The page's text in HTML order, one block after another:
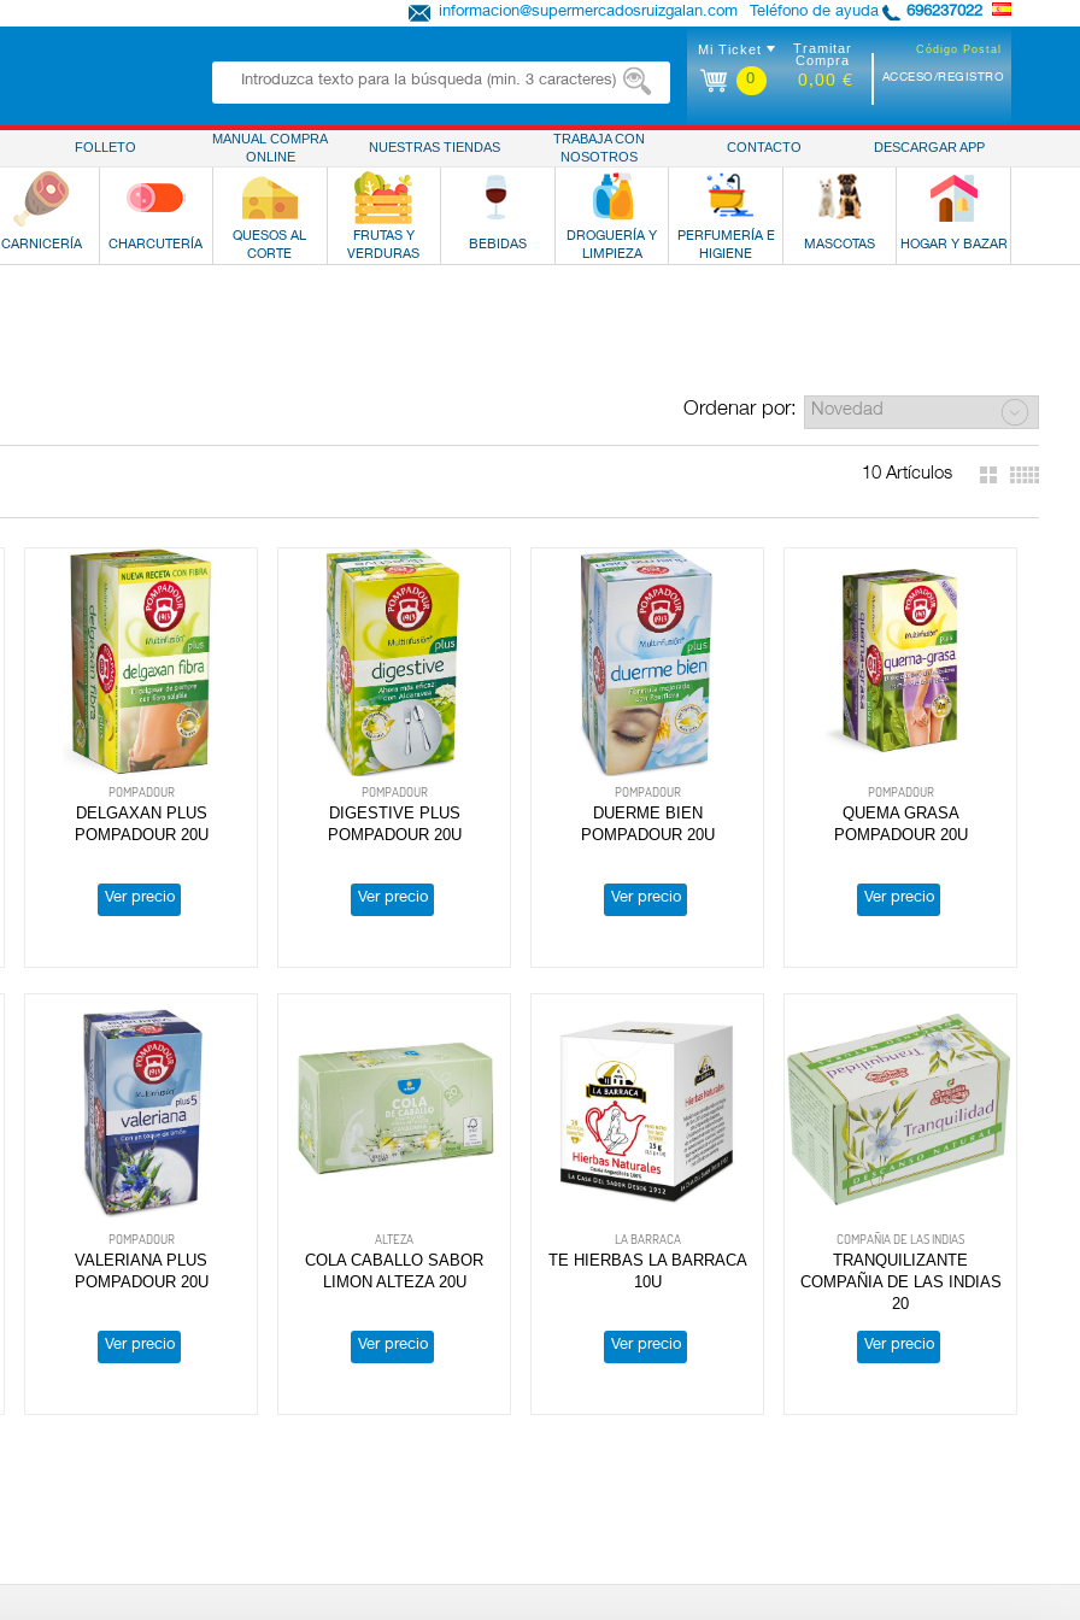
Teléfono de ayuda 696237022
informacion@supermercadosruizgalan.com
Código Postal
ACCESO/REGISTRO
Mi Ticket
0
Tramitar
Compra
0,00 €
FOLLETO
MANUAL COMPRA
ONLINE
NUESTRAS TIENDAS
TRABAJA CON
NOSOTROS
CONTACTO DESCARGAR APP
CARNICERÍA CHARCUTERÍA
QUESOS AL
CORTE
FRUTAS Y
VERDURAS
BEBIDAS
DROGUERÍA Y
LIMPIEZA
PERFUMERÍA E
HIGIENE
MASCOTAS HOGAR Y BAZAR
Ordenar por:
10 Artículos
POMPADOUR
DELGAXAN PLUS
POMPADOUR 20U
Ver precio
POMPADOUR
DIGESTIVE PLUS
POMPADOUR 20U
Ver precio
POMPADOUR
DUERME BIEN
POMPADOUR 20U
Ver precio
POMPADOUR
QUEMA GRASA
POMPADOUR 20U
Ver precio
POMPADOUR
VALERIANA PLUS
POMPADOUR 20U
Ver precio
ALTEZA
COLA CABALLO SABOR
LIMON ALTEZA 20U
Ver precio
LA BARRACA
TE HIERBAS LA BARRACA
10U
Ver precio
COMPAÑIA DE LAS INDIAS
TRANQUILIZANTE
COMPAÑIA DE LAS INDIAS
20
Ver precio